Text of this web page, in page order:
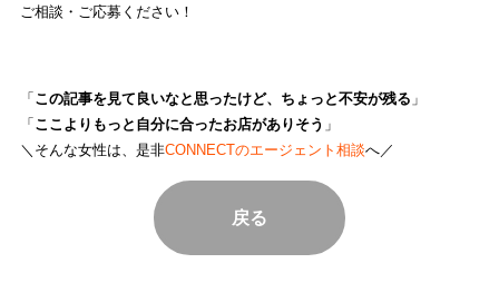
ご相談・ご応募ください！
「 この記事を見て良いなと思ったけど、ちょっと不安が残る 」
「 ここよりもっと自分に合ったお店がありそう 」
＼そんな女性は、是非CONNECTのエージェント相談へ／
戻る